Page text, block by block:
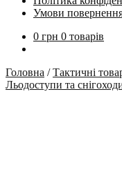
Умови
0 грн 0 товарів
Головна /Тактичні
Льодоступи та